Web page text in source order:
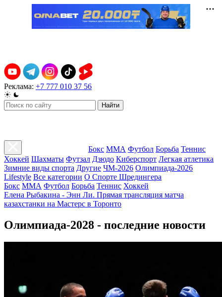
Реклама: +7 777 010 37 56
Найти
Бокс ММА Футбол Борьба Теннис
Хоккей Шахматы Футзал Дзюдо Киберспорт Легкая атлетика
Зимние виды спорта Другие ЧМ-2026 Олимпиада-2026
Lifestyle Все категории О Спорте Шредингера
Бокс ММА Футбол Борьба Теннис Хоккей
Елена Рыбакина - Энн Ли. Прямая трансляция матча
казахстанки на Мастерс в Торонто
Олимпиада-2028 - последние новости